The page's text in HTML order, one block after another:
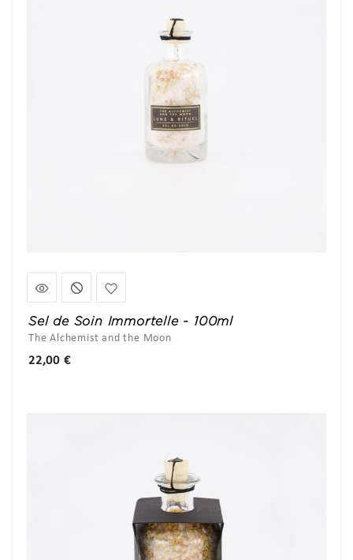
Sel de Soin Immortelle - 100ml
The Alchemist and the Moon
22,00 €